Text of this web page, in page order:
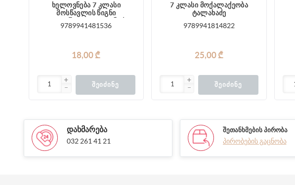
ხელოვნება 7 კლასი
მოსწავლის წიგნი
9789941481536
18,00 ₾
ᲨᲔᲘᲫᲘᲜᲔ
7 კლასი მოქალაქეობა
ტალახაძე
9789941814822
25,00 ₾
ᲨᲔᲘᲫᲘᲜᲔ
ᲓᲐᲮᲛᲐᲠᲔᲑᲐ
032 261 41 21
ᲨᲔᲗᲐᲜᲮᲛᲔᲑᲘᲡ ᲞᲘᲠᲝᲑᲐ
პირობების გაცნობა